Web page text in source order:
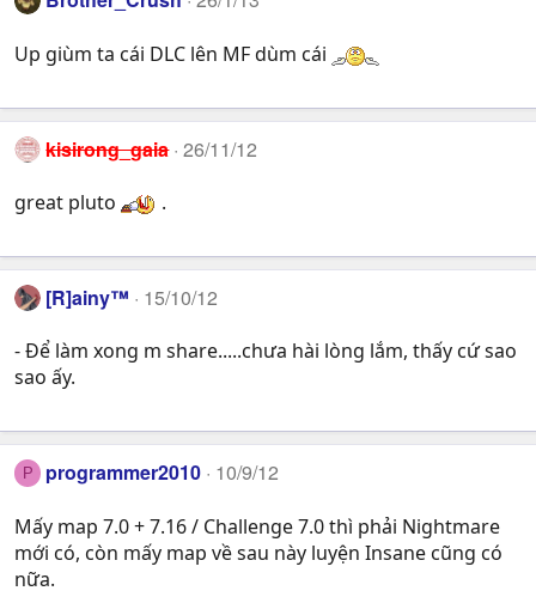
Up giùm ta cái DLC lên MF dùm cái
kisirong_gaia 26/11/12
great pluto .
[R]ainy™ 15/10/12
- Để làm xong m share.....chưa hài lòng lắm, thấy cứ sao
sao ấy.
P programmer2010 10/9/12
Mấy map 7.0 + 7.16 / Challenge 7.0 thì phải Nightmare
mới có, còn mấy map về sau này luyện Insane cũng có
nữa.